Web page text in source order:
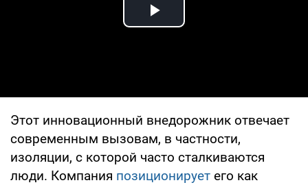
Play Video
Этот инновационный внедорожник отвечает
современным вызовам, в частности,
изоляции, с которой часто сталкиваются
люди. Компания позиционирует его как